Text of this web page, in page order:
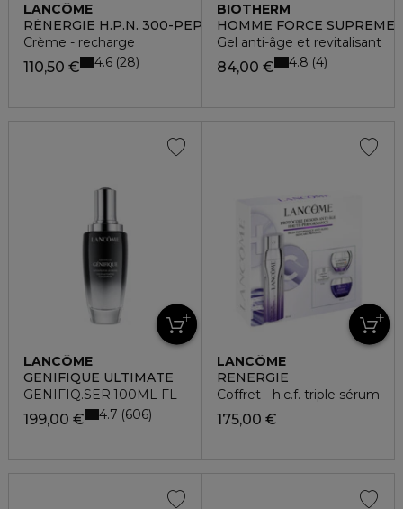
LANCÔME
RÉNERGIE H.P.N. 300-PEPTIDE
Crème - recharge
110,50 € 4.6 28
BIOTHERM
HOMME FORCE SUPREME
Gel anti-âge et revitalisant
84,00 € 4.8 4
LANCÔME
GENIFIQUE ULTIMATE
GENIFIQ.SER.100ML FL
199,00 € 4.7 606
LANCÔME
RENERGIE
Coffret - h.c.f. triple sérum
175,00 €